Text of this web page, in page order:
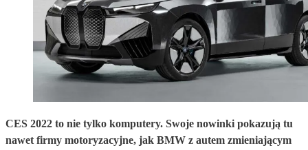
CES 2022 to nie tylko komputery. Swoje nowinki pokazują tu
nawet firmy motoryzacyjne, jak BMW z autem zmieniającym